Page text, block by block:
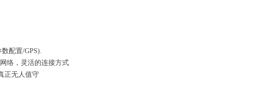
配置/GPS).
络，灵活的连接方式
正无人值守